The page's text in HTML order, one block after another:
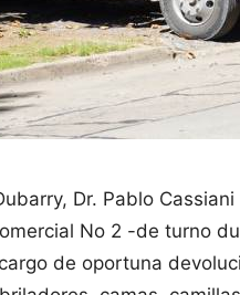
Dr. Pablo
No 2 -de turno
de oportuna